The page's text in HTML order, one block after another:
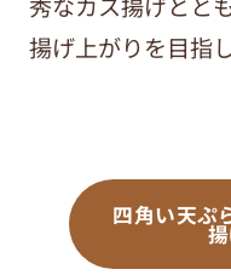
揚げ上がりを目指
四角い天ぷ